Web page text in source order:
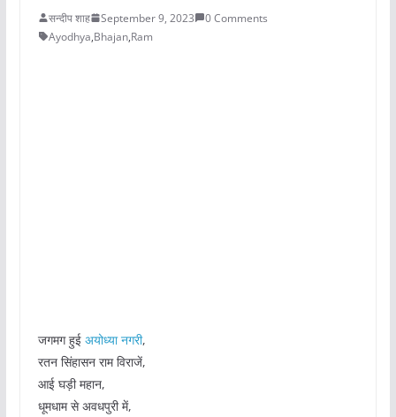
सन्दीप शाह September 9, 2023
0 Comments
Ayodhya,Bhajan,Ram
जगमग हुई अयोध्या नगरी,
रतन सिंहासन राम विराजें,
आई घड़ी महान,
धूमधाम से अवधपुरी में,